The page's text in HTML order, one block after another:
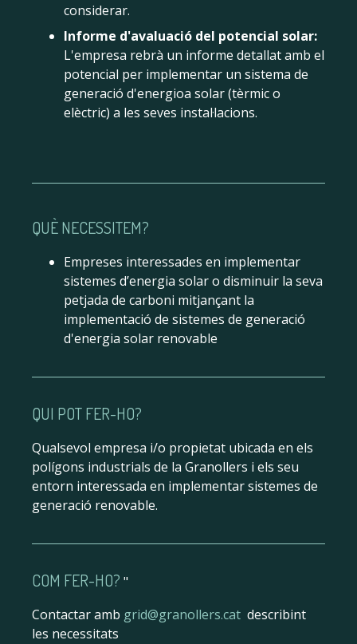
considerar.
Informe d'avaluació del potencial solar:
L'empresa rebrà un informe detallat amb el
potencial per implementar un sistema de
generació d'energioa solar (tèrmic o
elèctric) a les seves instal·lacions.
QUÈ NECESSITEM?
Empreses interessades en implementar
sistemes d’energia solar o disminuir la seva
petjada de carboni mitjançant la
implementació de sistemes de generació
d'energia solar renovable
QUI POT FER-HO?
Qualsevol empresa i/o propietat ubicada en els
polígons industrials de la Granollers i els seu
entorn interessada en implementar sistemes de
generació renovable.
COM FER-HO? "
Contactar amb grid@granollers.cat describint
les necessitats